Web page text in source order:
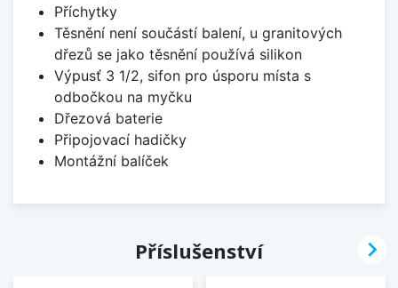
Příchytky
Těsnění není součástí balení, u granitových
dřezů se jako těsnění používá silikon
Výpusť 3 1/2, sifon pro úsporu místa s
odbočkou na myčku
Dřezová baterie
Připojovací hadičky
Montážní balíček
Příslušenství 